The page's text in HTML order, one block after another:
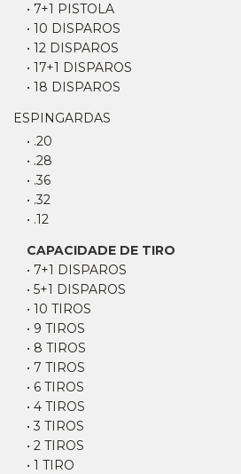
• 7+1 PISTOLA
• 10 DISPAROS
• 12 DISPAROS
• 17+1 DISPAROS
• 18 DISPAROS
ESPINGARDAS
• .20
• .28
• .36
• .32
• .12
CAPACIDADE DE TIRO
• 7+1 DISPAROS
• 5+1 DISPAROS
• 10 TIROS
• 9 TIROS
• 8 TIROS
• 7 TIROS
• 6 TIROS
• 4 TIROS
• 3 TIROS
• 2 TIROS
• 1 TIRO